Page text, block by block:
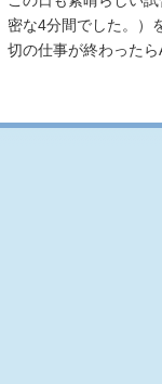
密な4分間でした。）
切の仕事が終わった